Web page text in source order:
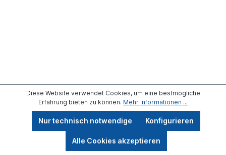
Werkzeugleiste anzeigen
Diese Website verwendet Cookies, um eine bestmögliche
Erfahrung bieten zu können. Mehr Informationen ...
Nur technisch notwendige Konfigurieren
Alle Cookies akzeptieren